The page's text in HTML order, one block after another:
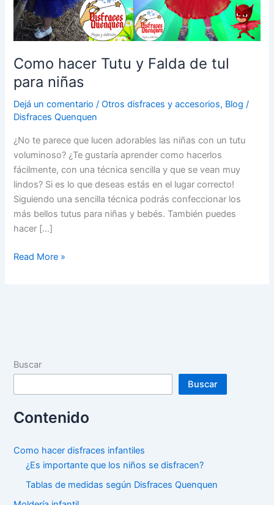
Como hacer Tutu y Falda de tul
para niñas
Dejá un comentario /Otros disfraces y accesorios, Blog /
Disfraces Quenquen
¿No te parece que lucen adorables las niñas con un tutu
voluminoso? ¿Te gustaría aprender como hacerlos
fácilmente, con una técnica sencilla y que se vean muy
lindos? Si es lo que deseas estás en el lugar correcto!
Siguiendo una sencilla técnica podrás confeccionar los
más bellos tutus para niñas y bebés. También puedes
hacer […]
Como
para
niñas
Read More »
Buscar
Buscar
Contenido
Como hacer disfraces infantiles
¿Es importante que los niños se disfracen?
Tablas de medidas según Disfraces Quenquen